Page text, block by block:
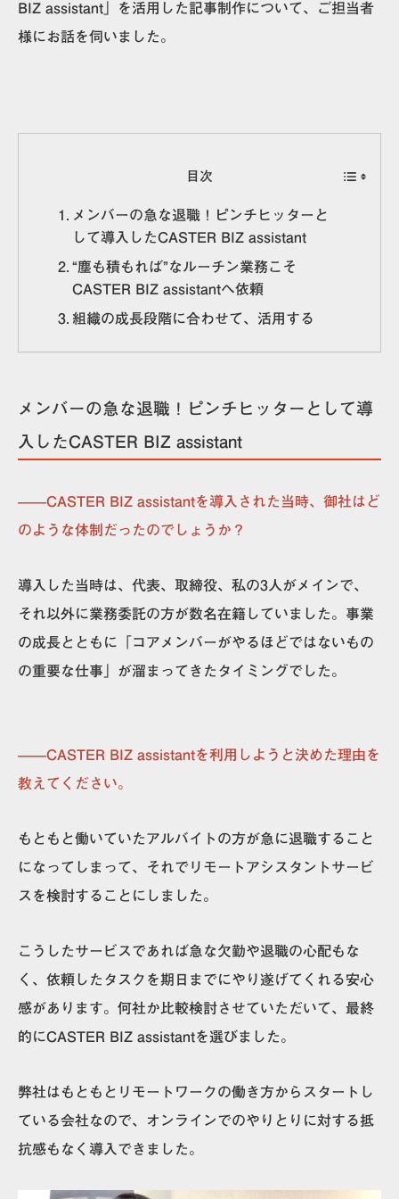
BIZ assistant」を活用した記事制作について、ご担当者
様にお話を伺いました。
目次
メンバーの急な退職！ピンチヒッターと
して導入したCASTER BIZ assistant
“塵も積もれば”なルーチン業務こそ
CASTER BIZ assistantへ依頼
組織の成長段階に合わせて、活用する
メンバーの急な退職！ピンチヒッターとして導
入したCASTER BIZ assistant
——CASTER BIZ assistantを導入された当時、御社はど
のような体制だったのでしょうか？
導入した当時は、代表、取締役、私の3人がメインで、
それ以外に業務委託の方が数名在籍していました。事業
の成長とともに「コアメンバーがやるほどではないもの
の重要な仕事」が溜まってきたタイミングでした。
——CASTER BIZ assistantを利用しようと決めた理由を
教えてください。
もともと働いていたアルバイトの方が急に退職すること
になってしまって、それでリモートアシスタントサービ
スを検討することにしました。
こうしたサービスであれば急な欠勤や退職の心配もな
く、依頼したタスクを期日までにやり遂げてくれる安心
感があります。何社か比較検討させていただいて、最終
的にCASTER BIZ assistantを選びました。
弊社はもともとリモートワークの働き方からスタートし
ている会社なので、オンラインでのやりとりに対する抵
抗感もなく導入できました。